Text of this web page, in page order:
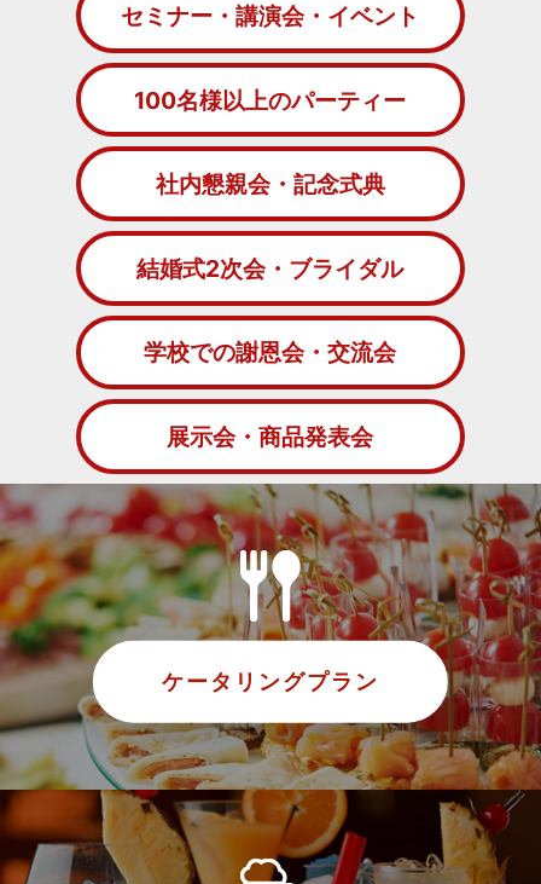
セミナー・講演会・イベント
100名様以上のパーティー
社内懇親会・記念式典
結婚式2次会・ブライダル
学校での謝恩会・交流会
展示会・商品発表会
ケータリングプラン